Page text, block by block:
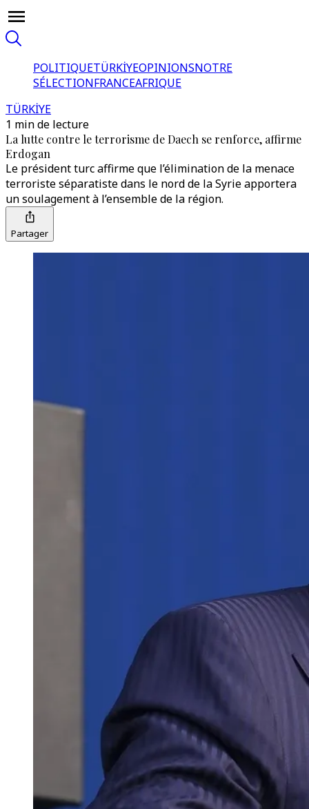
POLITIQUETÜRKİYEOPINIONSNOTRE
SÉLECTIONFRANCEAFRIQUE
TÜRKİYE
1 min de lecture
La lutte contre le terrorisme de Daech se renforce, affirme
Erdogan
Le président turc affirme que l’élimination de la menace
terroriste séparatiste dans le nord de la Syrie apportera
un soulagement à l’ensemble de la région.
Partager